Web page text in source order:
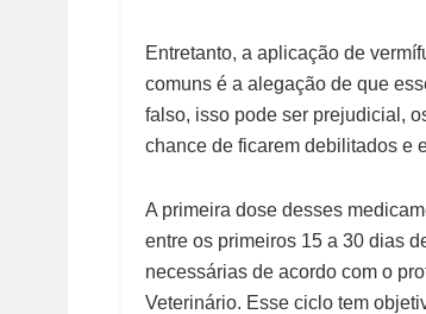
Entretanto, a aplicação de
comuns é a alegação de que
falso, isso pode ser prejudicial,
chance de ficarem debilitados e
A primeira dose desses
entre os primeiros 15 a 30 dias
necessárias de acordo com o
Veterinário. Esse ciclo tem